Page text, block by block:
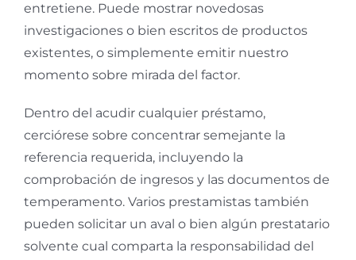
entretiene. Puede mostrar novedosas
investigaciones o bien escritos de productos
existentes, o simplemente emitir nuestro
momento sobre mirada del factor.
Dentro del acudir cualquier préstamo,
cerciórese sobre concentrar semejante la
referencia requerida, incluyendo la
comprobación de ingresos y las documentos de
temperamento. Varios prestamistas también
pueden solicitar un aval o bien algún prestatario
solvente cual comparta la responsabilidad del